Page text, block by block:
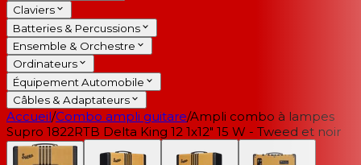
Claviers
Batteries & Percussions
Ensemble & Orchestre
Ordinateurs
Équipement Automobile
Câbles & Adaptateurs
Accueil/Combo ampli guitare/Ampli combo à lampes
Supro 1822RTB Delta King 12 1x12" 15 W - Tweed et noir